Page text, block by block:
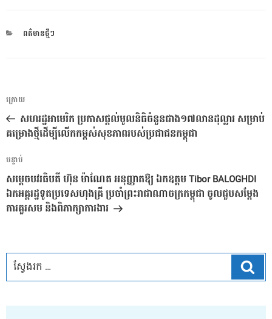
CATEGORIES
ពត៌មានថ្មីៗ
ការ​
នាំទិស​
ប្រកាស
អត្ថបទ
មុន
ក្រោយ
សហរដ្ឋអាមេរិក ប្រកាសផ្តល់មូលនិធិចំនួនជាង១៧លានដុល្លារ សម្រាប់
គម្រោងថ្មីដើម្បីលើកកម្ពស់សុខភាពរបស់ប្រជាជនកម្ពុជា
អត្ថបទ
បន្ទាប់
បន្ទាប់
សម្ដេចបវរធិបតី ហ៊ុន ម៉ាណែត អនុញ្ញាតឱ្យ ឯកឧត្ដម Tibor BALOGHDI
ឯកអគ្គរដ្ឋទូតប្រទេសហុងគ្រី ប្រចាំព្រះរាជាណាចក្រកម្ពុជា ចូលជួបសម្ដែង
ការគួរសម និងពិភាក្សាការងារ